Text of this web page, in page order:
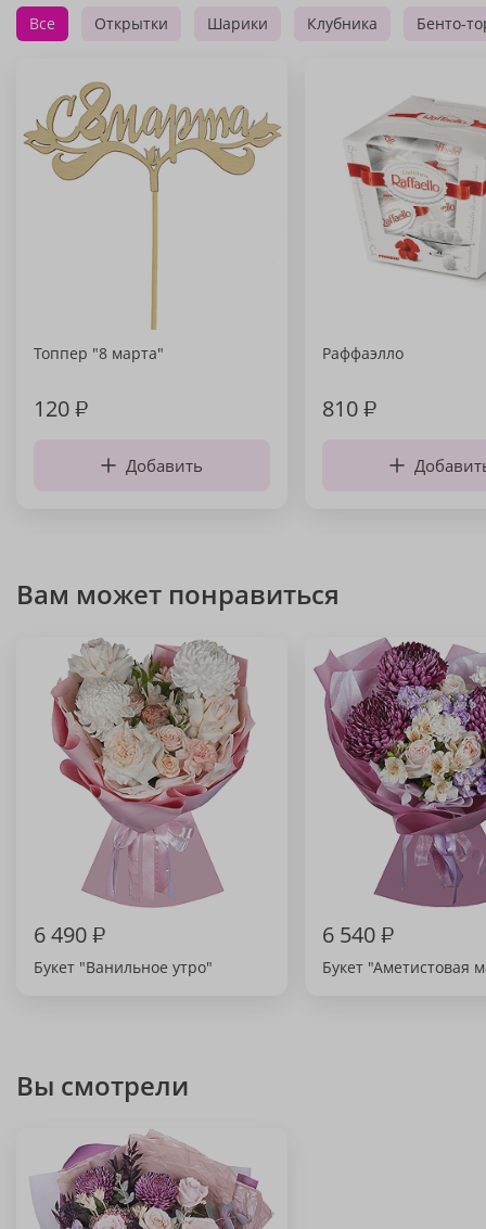
Все Открытки Шарики Клубника Бенто-
Топпер "8 марта"
120₽
Добавить
Раффаэлло
810₽
Вам может понравиться
6 490₽
Букет "Ванильное утро"
6 540₽
Букет "Аметистовая
Вы смотрели